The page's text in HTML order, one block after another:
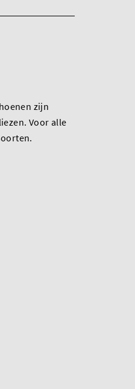
zijn
Voor alle